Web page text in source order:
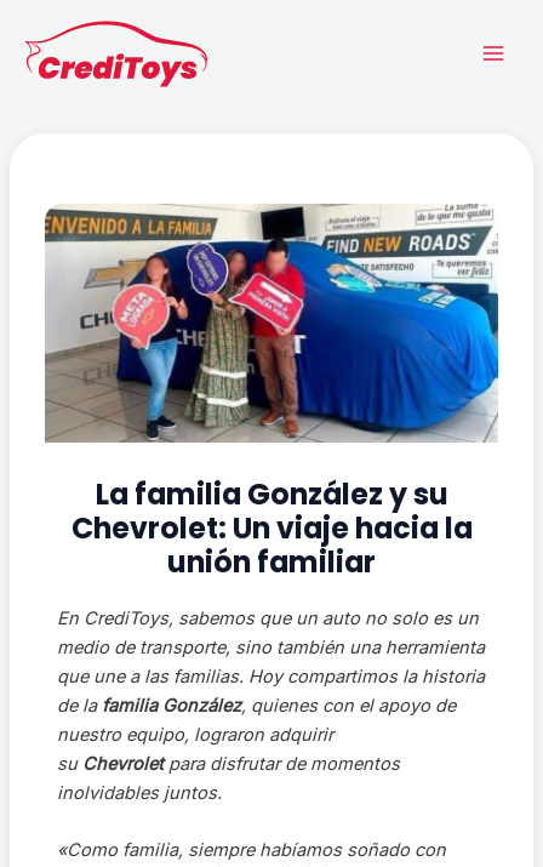
contenido
La familia González y su
Chevrolet: Un viaje hacia la
unión familiar
En CrediToys, sabemos que un auto no solo es un
medio de transporte, sino también una herramienta
que une a las familias. Hoy compartimos la historia
de la familia González, quienes con el apoyo de
nuestro equipo, lograron adquirir
su Chevroletpara disfrutar de momentos
inolvidables juntos.
«Como familia, siempre habíamos soñado con
de
entradas